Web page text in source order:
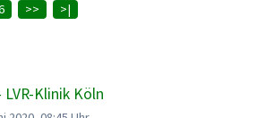
>> >|
Klinik Köln